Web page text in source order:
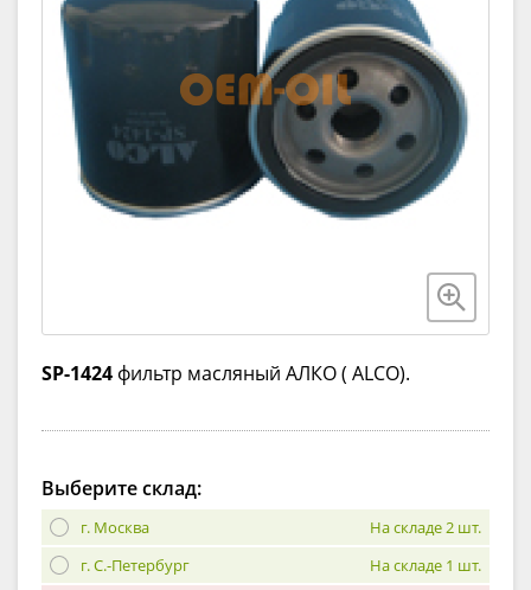
SP-1424 фильтр масляный АЛКО ( ALCO).
Выберите склад:
г. Москва
На складе 2 шт.
г. С.-Петербург
На складе 1 шт.